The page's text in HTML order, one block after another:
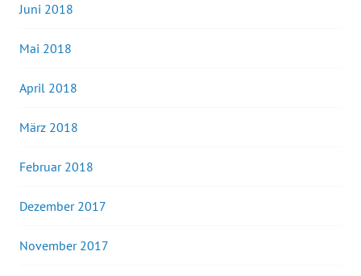
Juni 2018
Mai 2018
April 2018
März 2018
Februar 2018
Dezember 2017
November 2017